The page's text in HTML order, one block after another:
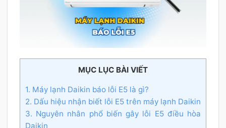
MỤC LỤC BÀI VIẾT
1. Máy lạnh Daikin báo lỗi E5 là gì?
2. Dấu hiệu nhận biết lỗi E5 trên máy lạnh Daikin
3. Nguyên nhân phổ biến gây lỗi E5 điều hòa
Daikin